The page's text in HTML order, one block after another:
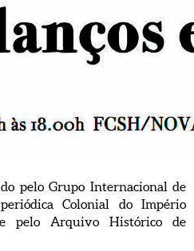
pelo Grupo Internacional de
Colonial do Império
e pelo Arquivo Histórico de